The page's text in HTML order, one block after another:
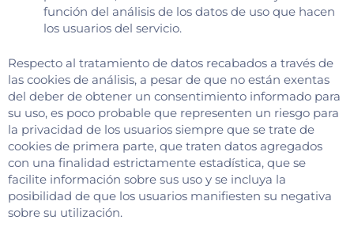
función del análisis de los datos de uso que hacen
los usuarios del servicio.
Respecto al tratamiento de datos recabados a través de
las cookies de análisis, a pesar de que no están exentas
del deber de obtener un consentimiento informado para
su uso, es poco probable que representen un riesgo para
la privacidad de los usuarios siempre que se trate de
cookies de primera parte, que traten datos agregados
con una finalidad estrictamente estadística, que se
facilite información sobre sus uso y se incluya la
posibilidad de que los usuarios manifiesten su negativa
sobre su utilización.